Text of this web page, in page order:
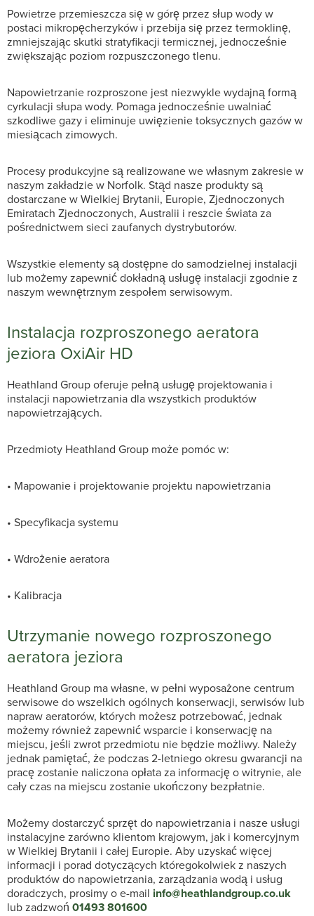
Powietrze przemieszcza się w górę przez słup wody w
postaci mikropęcherzyków i przebija się przez termoklinę,
zmniejszając skutki stratyfikacji termicznej, jednocześnie
zwiększając poziom rozpuszczonego tlenu.
Napowietrzanie rozproszone jest niezwykle wydajną formą
cyrkulacji słupa wody. Pomaga jednocześnie uwalniać
szkodliwe gazy i eliminuje uwięzienie toksycznych gazów w
miesiącach zimowych.
Procesy produkcyjne są realizowane we własnym zakresie w
naszym zakładzie w Norfolk. Stąd nasze produkty są
dostarczane w Wielkiej Brytanii, Europie, Zjednoczonych
Emiratach Zjednoczonych, Australii i reszcie świata za
pośrednictwem sieci zaufanych dystrybutorów.
Wszystkie elementy są dostępne do samodzielnej instalacji
lub możemy zapewnić dokładną usługę instalacji zgodnie z
naszym wewnętrznym zespołem serwisowym.
Instalacja rozproszonego aeratora
jeziora OxiAir HD
Heathland Group oferuje pełną usługę projektowania i
instalacji napowietrzania dla wszystkich produktów
napowietrzających.
Przedmioty Heathland Group może pomóc w:
• Mapowanie i projektowanie projektu napowietrzania
• Specyfikacja systemu
• Wdrożenie aeratora
• Kalibracja
Utrzymanie nowego rozproszonego
aeratora jeziora
Heathland Group ma własne, w pełni wyposażone centrum
serwisowe do wszelkich ogólnych konserwacji, serwisów lub
napraw aeratorów, których możesz potrzebować, jednak
możemy również zapewnić wsparcie i konserwację na
miejscu, jeśli zwrot przedmiotu nie będzie możliwy. Należy
jednak pamiętać, że podczas 2-letniego okresu gwarancji na
pracę zostanie naliczona opłata za informację o witrynie, ale
cały czas na miejscu zostanie ukończony bezpłatnie.
Możemy dostarczyć sprzęt do napowietrzania i nasze usługi
instalacyjne zarówno klientom krajowym, jak i komercyjnym
w Wielkiej Brytanii i całej Europie. Aby uzyskać więcej
informacji i porad dotyczących któregokolwiek z naszych
produktów do napowietrzania, zarządzania wodą i usług
doradczych, prosimy o e-mail info@heathlandgroup.co.uk
lub zadzwoń 01493 801600